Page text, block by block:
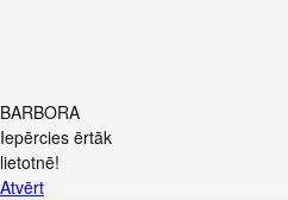
BARBORA
Iepērcies ērtāk
lietotnē!
Atvērt